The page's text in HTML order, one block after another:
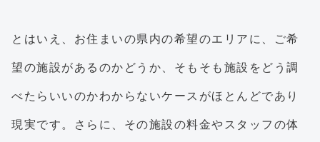
とはいえ、お住まいの県内の希望のエリアに、ご希
望の施設があるのかどうか、そもそも施設をどう調
べたらいいのかわからないケースがほとんどであり
現実です。さらに、その施設の料金やスタッフの体